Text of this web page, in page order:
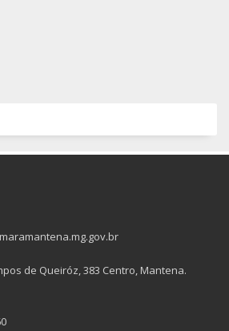
de Queiróz, 383 Centro, Mantena.